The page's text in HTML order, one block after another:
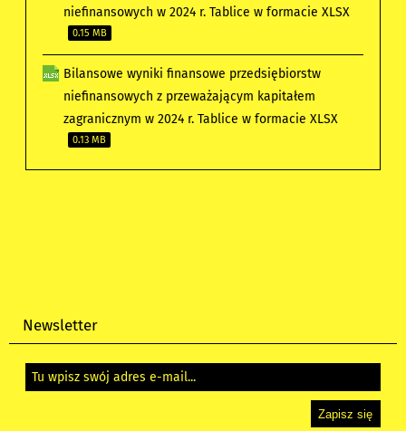
niefinansowych w 2024 r. Tablice w formacie XLSX
0.15 MB
Bilansowe wyniki finansowe przedsiębiorstw
niefinansowych z przeważającym kapitałem
zagranicznym w 2024 r. Tablice w formacie XLSX
0.13 MB
Newsletter